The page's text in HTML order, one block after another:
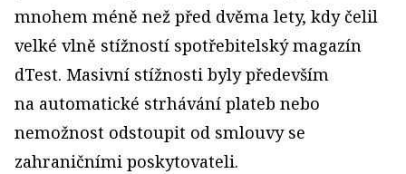
mnohem méně než před dvěma lety, kdy čelil
velké vlně stížností spotřebitelský magazín
dTest. Masivní stížnosti byly především
na automatické strhávání plateb nebo
nemožnost odstoupit od smlouvy se
zahraničními poskytovateli.